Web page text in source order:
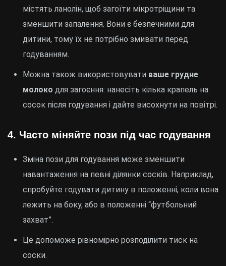
містять ланолін, щоб загоїти мікротріщини та
зменшити запалення. Вони є безпечними для
дитини, тому їх не потрібно змивати перед
годуванням.
Можна також використовувати ваше грудне
молоко для загоєння: нанесіть кілька крапель на
сосок після годування і дайте висохнути на повітрі.
4. Часто міняйте пози під час годування
Зміна пози для годування може зменшити
навантаження на певні ділянки сосків. Наприклад,
спробуйте годувати дитину в положенні, коли вона
лежить на боку, або в положенні “футбольний
захват”.
Це допоможе рівномірно розподілити тиск на
соски.